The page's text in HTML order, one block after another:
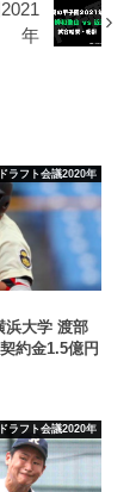
年
ドラフト会議2020年
浜大学 渡部
約金1.5億円
ドラフト会議2020年